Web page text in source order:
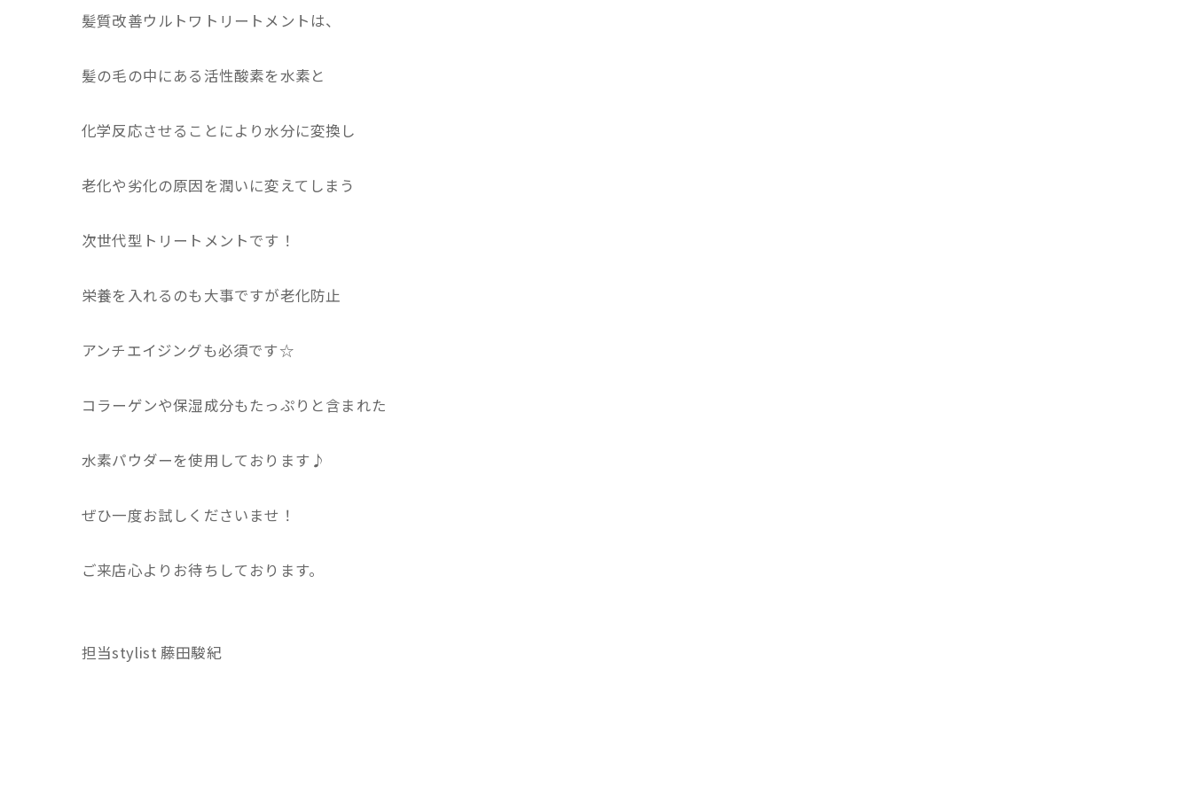
髪質改善ウルトワトリートメントは、
髪の毛の中にある活性酸素を水素と
化学反応させることにより水分に変換し
老化や劣化の原因を潤いに変えてしまう
次世代型トリートメントです！
栄養を入れるのも大事ですが老化防止
アンチエイジングも必須です☆
コラーゲンや保湿成分もたっぷりと含まれた
水素パウダーを使用しております♪
ぜひ一度お試しくださいませ！
ご来店心よりお待ちしております。
担当stylist 藤田駿紀